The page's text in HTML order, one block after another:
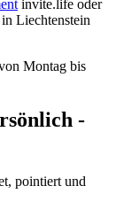
invite.life oder
Liechtenstein
Montag bis
-
pointiert und